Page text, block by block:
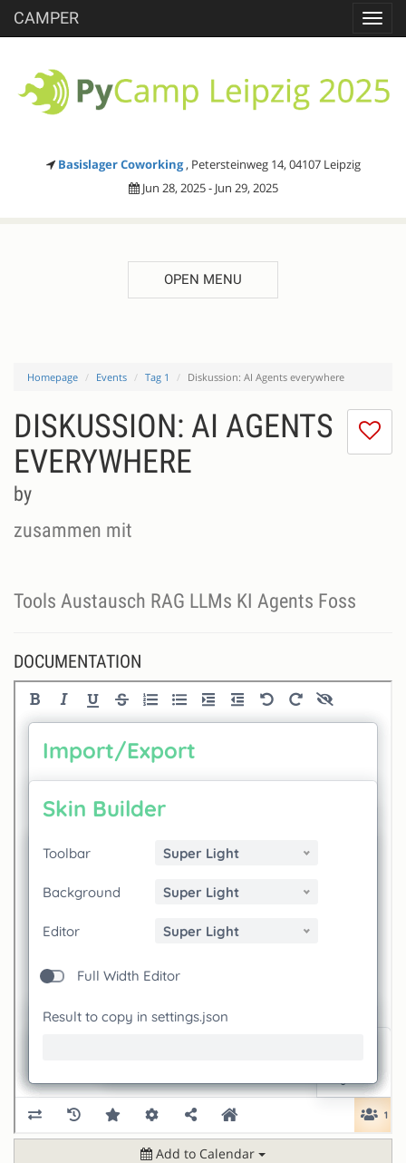
CAMPER
Basislager Coworking , Petersteinweg 14, 04107 Leipzig
Jun 28, 2025 - Jun 29, 2025
OPEN MENU
Homepage Events Tag 1 Diskussion: AI Agents everywhere
I
DISKUSSION: AI AGENTS
EVERYWHERE
by
zusammen mit
Tools Austausch RAG LLMs KI Agents Foss
DOCUMENTATION
Add to Calendar